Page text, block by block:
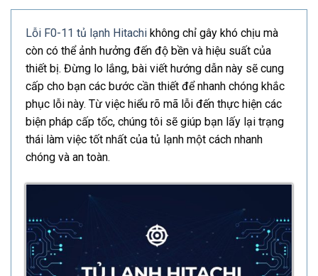
Lỗi F0-11 tủ lạnh Hitachi không chỉ gây khó chịu mà
còn có thể ảnh hưởng đến độ bền và hiệu suất của
thiết bị. Đừng lo lắng, bài viết hướng dẫn này sẽ cung
cấp cho bạn các bước cần thiết để nhanh chóng khắc
phục lỗi này. Từ việc hiểu rõ mã lỗi đến thực hiện các
biện pháp cấp tốc, chúng tôi sẽ giúp bạn lấy lại trạng
thái làm việc tốt nhất của tủ lạnh một cách nhanh
chóng và an toàn.